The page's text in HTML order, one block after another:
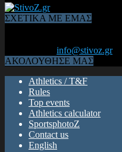
ΣΧΕΤΙΚΑ ΜΕ ΕΜΑΣ
info@stivoz.gr
ΑΚΟΛΟΥΘΗΣΕ ΜΑΣ
Athletics / T&F
Rules
Top events
Athletics calculator
SportsphotoZ
Contact us
English